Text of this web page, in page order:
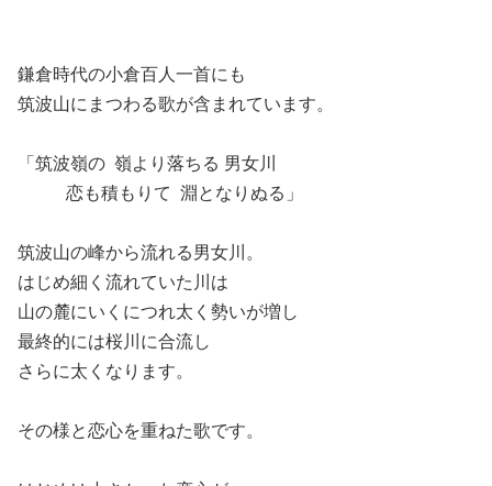
鎌倉時代の小倉百人一首にも
筑波山にまつわる歌が含まれています。
「筑波嶺の 嶺より落ちる 男女川
恋も積もりて 淵となりぬる」
筑波山の峰から流れる男女川。
はじめ細く流れていた川は
山の麓にいくにつれ太く勢いが増し
最終的には桜川に合流し
さらに太くなります。
その様と恋心を重ねた歌です。